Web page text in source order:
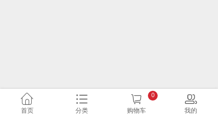
首页 分类 购物车
0
我的